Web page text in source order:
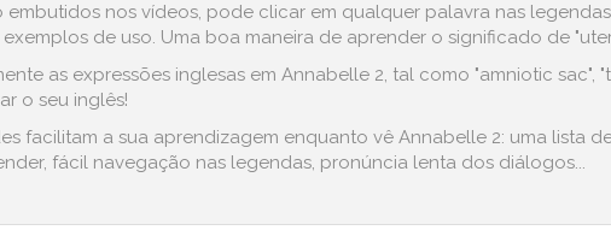
embutidos nos vídeos, pode clicar em qualquer palavra nas
de uso. Uma boa maneira de aprender o significado de
as expressões inglesas em Annabelle 2, tal como "amniotic sac",
o seu inglês!
facilitam a sua aprendizagem enquanto vê Annabelle 2: uma lista
fácil navegação nas legendas, pronúncia lenta dos diálogos...